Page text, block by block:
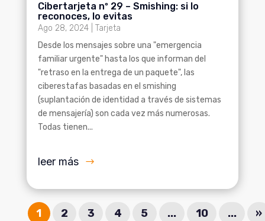
Cibertarjeta nº 29 – Smishing: si lo
reconoces, lo evitas
Ago 28, 2024| Tarjeta
Desde los mensajes sobre una "emergencia
familiar urgente" hasta los que informan del
"retraso en la entrega de un paquete", las
ciberestafas basadas en el smishing
(suplantación de identidad a través de sistemas
de mensajería) son cada vez más numerosas.
Todas tienen...
leer más
1 2 3 4 5 ... 10 ... »